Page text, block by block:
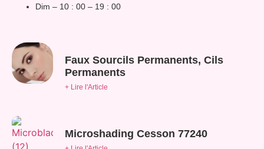
Dim – 10 : 00 – 19 : 00
Faux Sourcils Permanents, Cils
Permanents
+ Lire l'Article
Microshading Cesson 77240